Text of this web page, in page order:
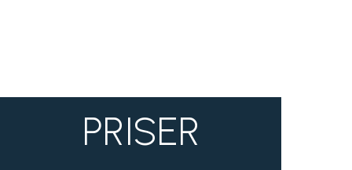
PRISER